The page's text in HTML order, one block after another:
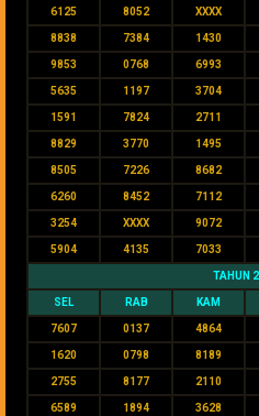
6125 8052 XXXX
8838 7384 1430
9853 0768 6993
5635 1197 3704
1591 7824 2711
8829 3770 1495
8505 7226 8682
6260 8452 7112
3254 XXXX 9072
5904 4135 7033
TAHUN
SEL RAB KAM
7607 0137 4864
1620 0798 8189
2755 8177 2110
6589 1894 3628